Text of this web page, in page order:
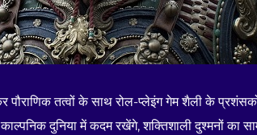
पौराणिक तत्वों के साथ रोल-प्लेइंग गेम शैली के
दुनिया में कदम रखेंगे, शक्तिशाली दुश्मनों का